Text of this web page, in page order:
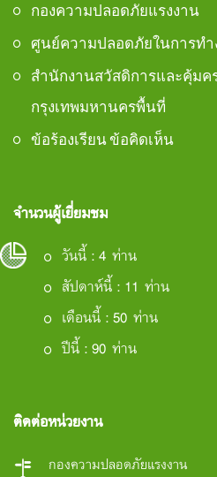
กองความปลอดภัยแรงงาน
ศูนย์ความปลอดภัยในการทำ
สำนักงานสวัสดิการและคุ้มค
กรุงเทพมหานครพื้นที่
ข้อร้องเรียน ข้อคิดเห็น
จำนวนผู้เยี่ยมชม
วันนี้ : 4 ท่าน
สัปดาห์นี้ : 11 ท่าน
เดือนนี้ : 50 ท่าน
ปีนี้ : 90 ท่าน
ติดต่อหน่วยงาน
กองความปลอดภัยแรงงาน